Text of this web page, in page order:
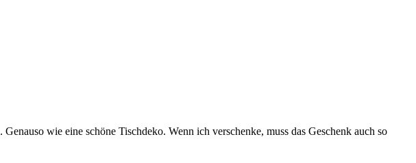
wie eine schöne Tischdeko. Wenn ich verschenke, muss das Geschenk auch so